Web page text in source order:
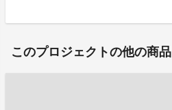
このプロジェクトの他の商品